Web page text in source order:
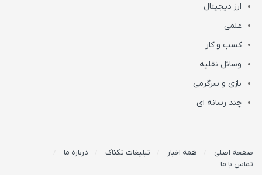
ارز دیجیتال
علمی
کسب و کار
وسائل نقلیه
بازی و سرگرمی
چند رسانه ای
صفحه اصلی همه اخبار تبلیغات تکناک
درباره ما
تماس با ما